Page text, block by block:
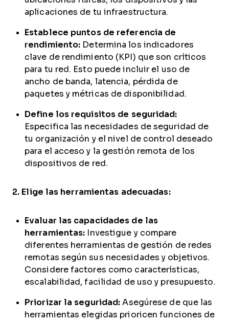
aplicaciones de tu infraestructura.
Establece puntos de referencia de
rendimiento: Determina los indicadores
clave de rendimiento (KPI) que son críticos
para tu red. Esto puede incluir el uso de
ancho de banda, latencia, pérdida de
paquetes y métricas de disponibilidad.
Define los requisitos de seguridad:
Especifica las necesidades de seguridad de
tu organización y el nivel de control deseado
para el acceso y la gestión remota de los
dispositivos de red.
2. Elige las herramientas adecuadas:
Evaluar las capacidades de las
herramientas: Investigue y compare
diferentes herramientas de gestión de redes
remotas según sus necesidades y objetivos.
Considere factores como características,
escalabilidad, facilidad de uso y presupuesto.
Priorizar la seguridad: Asegúrese de que las
herramientas elegidas prioricen funciones de